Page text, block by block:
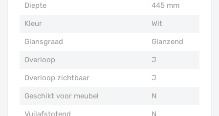
Diepte 445 mm
Kleur Wit
Glansgraad Glanzend
Overloop J
Overloop zichtbaar J
Geschikt voor meubel N
Vuilafstotend N